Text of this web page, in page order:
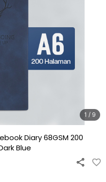
1 / 9
Diary 68GSM 200
Blue